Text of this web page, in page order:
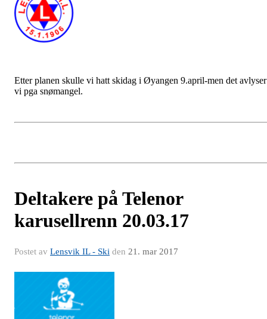
Etter planen skulle vi hatt skidag i Øyangen 9.april-men det avlyser
vi pga snømangel.
Deltakere på Telenor
karusellrenn 20.03.17
Postet av Lensvik IL - Ski den 21. mar 2017